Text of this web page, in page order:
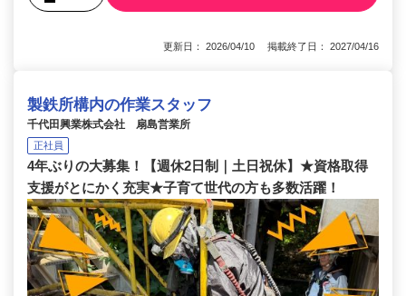
更新日： 2026/04/10 掲載終了日： 2027/04/16
製鉄所構内の作業スタッフ
千代田興業株式会社 扇島営業所
正社員
4年ぶりの大募集！【週休2日制｜土日祝休】★資格取得
支援がとにかく充実★子育て世代の方も多数活躍！